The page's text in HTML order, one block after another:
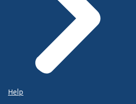
Help